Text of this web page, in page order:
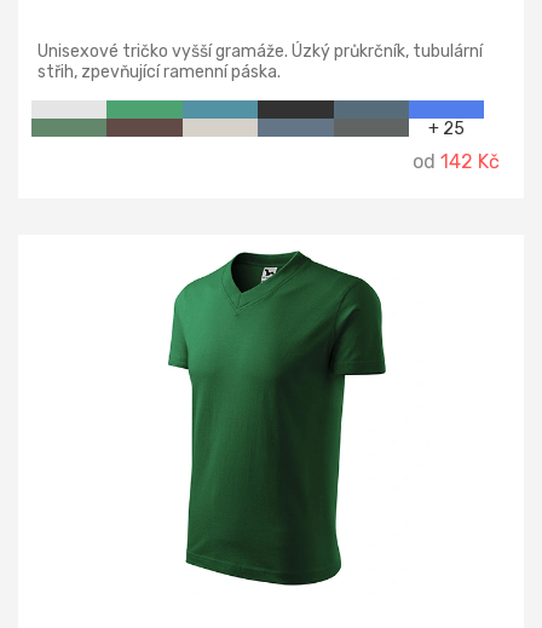
Unisexové tričko vyšší gramáže. Úzký průkrčník, tubulární
střih, zpevňující ramenní páska.
+ 25
od 142 Kč